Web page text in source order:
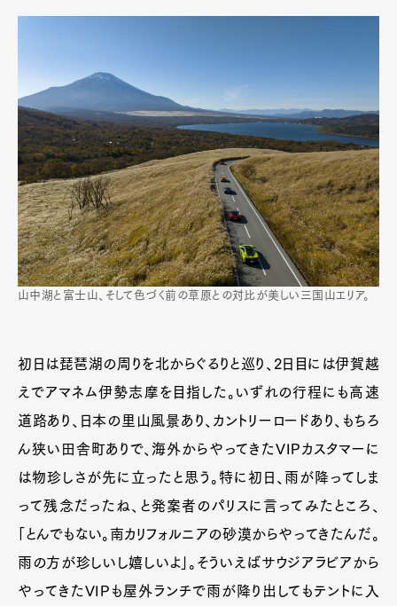
山中湖と富士山、そして色づく前の草原との対比が美しい三国山エリア。
初日は琵琶湖の周りを北からぐるりと巡り、2日目には伊賀越
えでアマネム伊勢志摩を目指した。いずれの行程にも高速
道路あり、日本の里山風景あり、カントリーロードあり、もちろ
ん狭い田舎町ありで、海外からやってきたVIPカスタマーに
は物珍しさが先に立ったと思う。特に初日、雨が降ってしま
って残念だったね、と発案者のパリスに言ってみたところ、
「とんでもない。南カリフォルニアの砂漠からやってきたんだ。
雨の方が珍しいし嬉しいよ」。そういえばサウジアラビアから
やってきたVIPも屋外ランチで雨が降り出してもテントに入